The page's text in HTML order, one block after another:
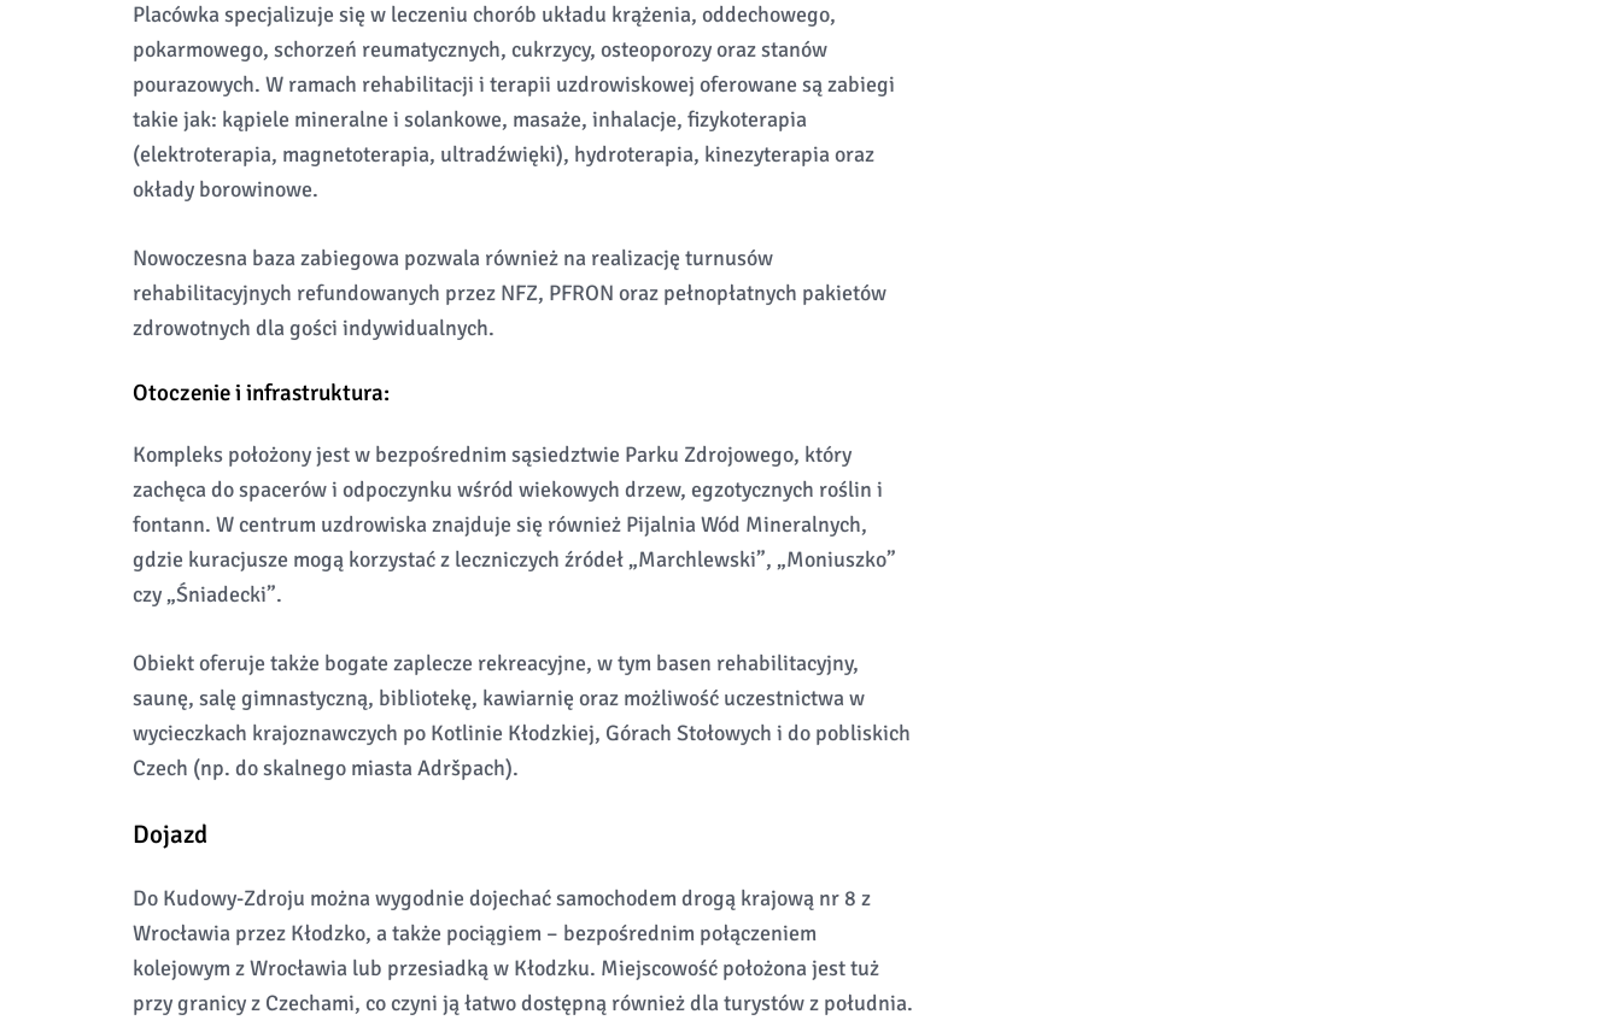
Placówka specjalizuje się w leczeniu chorób układu krążenia, oddechowego,
pokarmowego, schorzeń reumatycznych, cukrzycy, osteoporozy oraz stanów
pourazowych. W ramach rehabilitacji i terapii uzdrowiskowej oferowane są zabiegi
takie jak: kąpiele mineralne i solankowe, masaże, inhalacje, fizykoterapia
(elektroterapia, magnetoterapia, ultradźwięki), hydroterapia, kinezyterapia oraz
okłady borowinowe.
Nowoczesna baza zabiegowa pozwala również na realizację turnusów
rehabilitacyjnych refundowanych przez NFZ, PFRON oraz pełnopłatnych pakietów
zdrowotnych dla gości indywidualnych.
Otoczenie i infrastruktura:
Kompleks położony jest w bezpośrednim sąsiedztwie Parku Zdrojowego, który
zachęca do spacerów i odpoczynku wśród wiekowych drzew, egzotycznych roślin i
fontann. W centrum uzdrowiska znajduje się również Pijalnia Wód Mineralnych,
gdzie kuracjusze mogą korzystać z leczniczych źródeł „Marchlewski”, „Moniuszko”
czy „Śniadecki”.
Obiekt oferuje także bogate zaplecze rekreacyjne, w tym basen rehabilitacyjny,
saunę, salę gimnastyczną, bibliotekę, kawiarnię oraz możliwość uczestnictwa w
wycieczkach krajoznawczych po Kotlinie Kłodzkiej, Górach Stołowych i do pobliskich
Czech (np. do skalnego miasta Adršpach).
Dojazd
Do Kudowy-Zdroju można wygodnie dojechać samochodem drogą krajową nr 8 z
Wrocławia przez Kłodzko, a także pociągiem – bezpośrednim połączeniem
kolejowym z Wrocławia lub przesiadką w Kłodzku. Miejscowość położona jest tuż
przy granicy z Czechami, co czyni ją łatwo dostępną również dla turystów z południa.